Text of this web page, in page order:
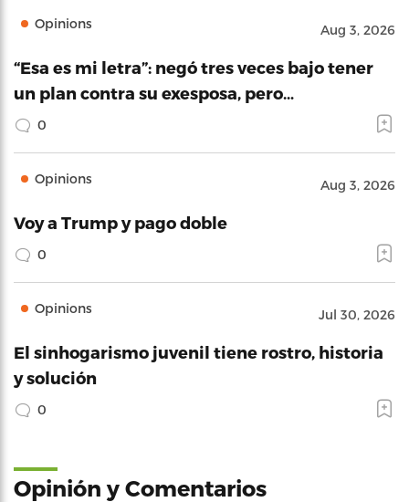
Opinions Aug 3, 2026
“Esa es mi letra”: negó tres veces bajo tener
un plan contra su exesposa, pero…
0
Opinions Aug 3, 2026
Voy a Trump y pago doble
0
Opinions Jul 30, 2026
El sinhogarismo juvenil tiene rostro, historia
y solución
0
Opinión y Comentarios